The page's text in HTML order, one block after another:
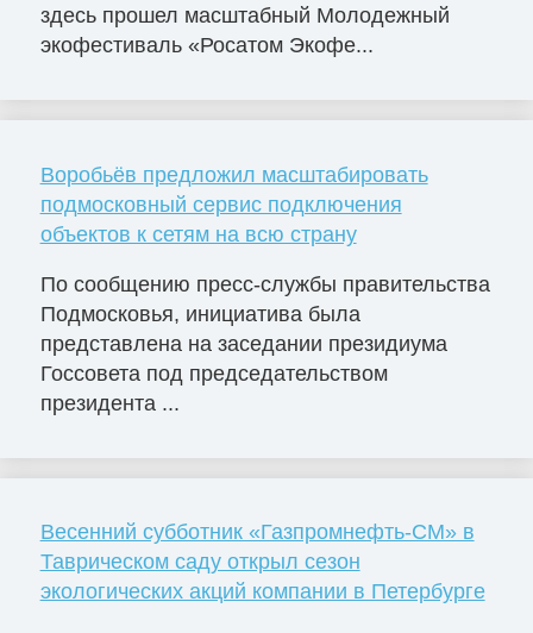
здесь прошел масштабный Молодежный
экофестиваль «Росатом Экофе...
Воробьёв предложил масштабировать
подмосковный сервис подключения
объектов к сетям на всю страну
По сообщению пресс-службы правительства
Подмосковья, инициатива была
представлена на заседании президиума
Госсовета под председательством
президента ...
Весенний субботник «Газпромнефть-СМ» в
Таврическом саду открыл сезон
экологических акций компании в Петербурге